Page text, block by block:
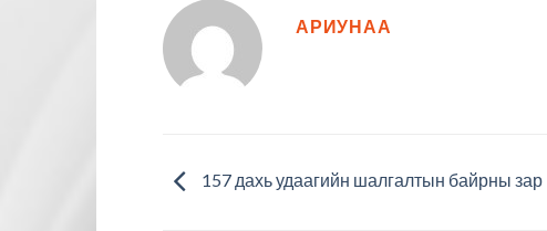
АРИУНАА
157 дахь удаагийн шалгалтын байрны зар